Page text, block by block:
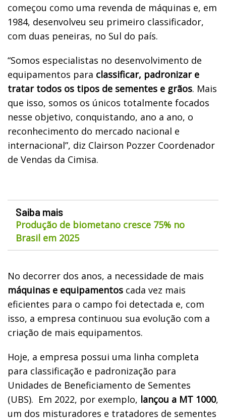
começou como uma revenda de máquinas e, em
1984, desenvolveu seu primeiro classificador,
com duas peneiras, no Sul do país.
“Somos especialistas no desenvolvimento de
equipamentos para classificar, padronizar e
tratar todos os tipos de sementes e grãos. Mais
que isso, somos os únicos totalmente focados
nesse objetivo, conquistando, ano a ano, o
reconhecimento do mercado nacional e
internacional”, diz Clairson Pozzer Coordenador
de Vendas da Cimisa.
Saiba mais
Produção de biometano cresce 75% no
Brasil em 2025
No decorrer dos anos, a necessidade de mais
máquinas e equipamentos cada vez mais
eficientes para o campo foi detectada e, com
isso, a empresa continuou sua evolução com a
criação de mais equipamentos.
Hoje, a empresa possui uma linha completa
para classificação e padronização para
Unidades de Beneficiamento de Sementes
(UBS). Em 2022, por exemplo, lançou a MT 1000,
um dos misturadores e tratadores de sementes